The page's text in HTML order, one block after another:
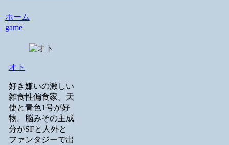
ホーム
game
オト
好き嫌いの激しい
雑食性偏食家。天
使と青色1号が好
物。脳みその主成
分がSFと人外と
ファンタジーで出